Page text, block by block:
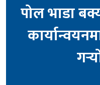
पोल भाडा